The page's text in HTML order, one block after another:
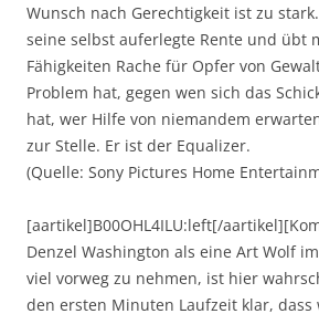
Wunsch nach Gerechtigkeit ist zu
seine selbst auferlegte Rente und übt
Fähigkeiten Rache für Opfer von
Problem hat, gegen wen sich das
hat, wer Hilfe von niemandem
zur Stelle. Er ist der Equalizer.
(Quelle: Sony Pictures Home
[aartikel]B00OHL4ILU:left[/
Denzel Washington als eine Art Wolf
viel vorweg zu nehmen, ist hier
den ersten Minuten Laufzeit klar, dass